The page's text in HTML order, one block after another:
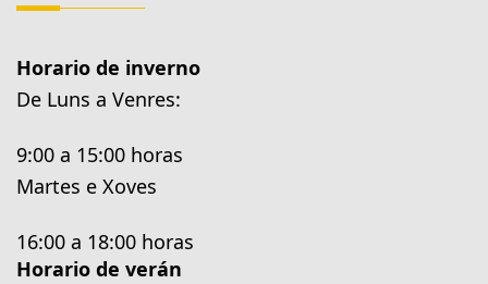
Horario de inverno
De Luns a Venres:
9:00 a 15:00 horas
Martes e Xoves
16:00 a 18:00 horas
Horario de verán